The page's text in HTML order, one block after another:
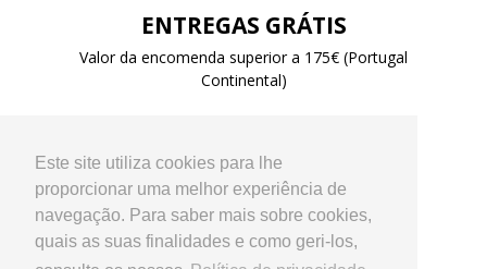
Este site utiliza cookies para lhe
proporcionar uma melhor experiência de
navegação. Para saber mais sobre cookies,
quais as suas finalidades e como geri-los,
ENTREGAS GRÁTIS
Valor da encomenda superior a 175€ (Portugal
Continental)